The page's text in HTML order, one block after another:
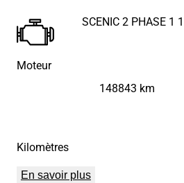
Moteur
SCENIC 2 PHASE 1
Kilomètres
148843 km
En savoir plus